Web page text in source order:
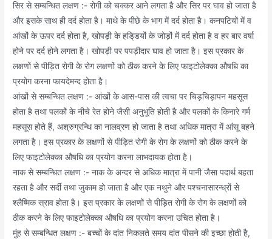
सिर से सम्बन्धित लक्षण :- रोगी को चक्कर आने लगता है और सिर पर घाव हो जाता है
और इसके साथ ही दर्द होता है। माथे के पीछे के भाग में दर्द होता है। कनपटियों में व
आंखों के ऊपर दर्द होता है, खोपड़ी के हडि्डयों के जोड़ों में दर्द होता है व हर बार वर्षा
होने पर दर्द होने लगता है। खोपड़ी पर पपड़ीदार घाव हो जाता है। इस प्रकार के
लक्षणों से पीड़ित रोगी के रोग लक्षणों को ठीक करने के लिए फाइटोलेक्का औषधि का
प्रयोग करना फायदेमन्द होता है।
आंखों से सम्बन्धित लक्षण :- आंखों के आस-पास की त्वचा पर चिड़चिड़ापन महसूस
होता है तथा पलकों के नीचे रेत होने जैसी अनुभूति होती है और पलकों के किनारे गर्म
महसूस होते हैं, अश्रुग्रन्थि का नालव्रण हो जाता है तथा अधिक मात्रा में आंसू बहने
लगता है। इस प्रकार के लक्षणों से पीड़ित रोगी के रोग के लक्षणों को ठीक करने के
लिए फाइटोलेक्का औषधि का प्रयोग करना लाभदायक होता है।
नाक से सम्बन्धित लक्षण :- नाक के अन्दर से अधिक मात्रा में पानी जैसा पदार्थ बहता
रहता है और सर्दी तथा जुकाम हो जाता है और एक नथुने और पश्चनासारन्ध्रों से
श्लैष्मिक स्राव होता है। इस प्रकार के लक्षणों से पीड़ित रोगी के रोग के लक्षणों को
ठीक करने के लिए फाइटोलेक्का औषधि का प्रयोग करना उचित होता है।
मुंह से सम्बन्धित लक्षण :- बच्चों के दांत निकलते समय दांत पीसने की इच्छा होती है,